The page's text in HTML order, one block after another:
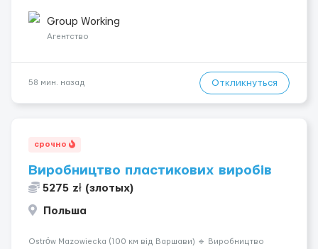
инструкций по безопасности. -Опыт управления различными
типами кранов (моб...
Group Working
Агентство
58 мин. назад Откликнуться
срочно
Виробництво пластикових виробів
5275 zł (злотых)
Польша
Ostrów Mazowiecka (100 км від Варшави) 🔹 Виробництво